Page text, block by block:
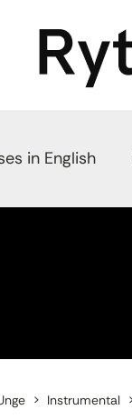
in English
Instrumental